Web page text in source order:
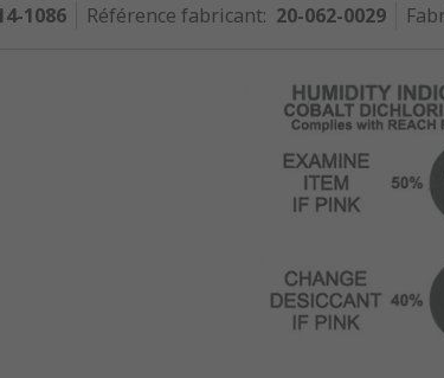
1086 Référence fabricant: 20-062-0029